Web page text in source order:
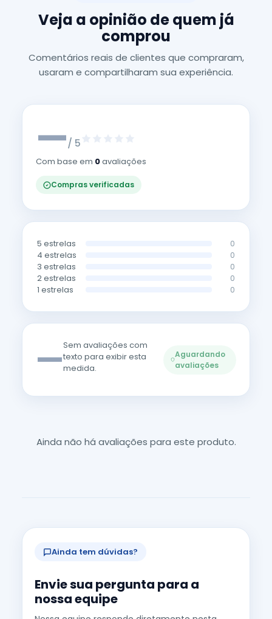
Veja a opinião de quem já
comprou
Comentários reais de clientes que compraram,
usaram e compartilharam sua experiência.
—/ 5
Com base em 0avaliações
Compras verificadas
5 estrelas 0
4 estrelas 0
3 estrelas 0
2 estrelas 0
1 estrelas 0
—Sem avaliações com
texto para exibir esta
medida.
Aguardando
avaliações
Ainda não há avaliações para este produto.
Ainda tem dúvidas?
Envie sua pergunta para a
nossa equipe